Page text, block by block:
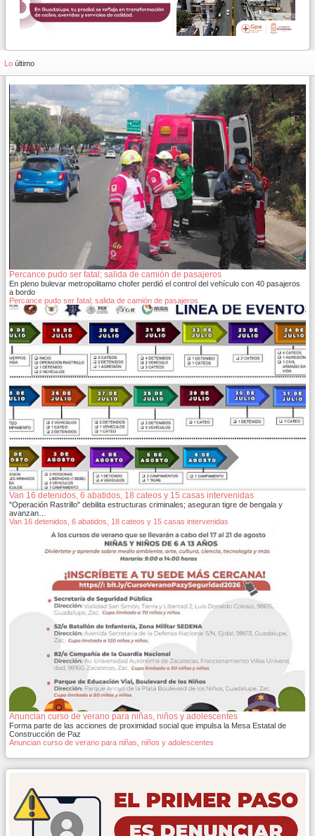
Lo último
Percance pudo ser fatal; salida de camión de pasajeros
En pleno bulevar metropolitamo chofer perdió el control del vehículo con 40 pasajeros
a bordo
Percance pudo ser fatal; salida de camión de pasajeros
Van 16 detenidos, 6 abatidos, 18 cateos y 15 casas intervenidas
"Operación Rastrillo" debilita estructuras criminales; aseguran tigre de bengala y
avanzan…
Van 16 detenidos, 6 abatidos, 18 cateos y 15 casas intervenidas
Anuncian curso de verano para niñas, niños y adolescentes
Forma parte de las acciones de proximidad social que impulsa la Mesa Estatal de
Construcción de Paz
Anuncian curso de verano para niñas, niños y adolescentes